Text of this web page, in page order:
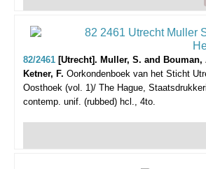
82/2461 [Utrecht]. Muller, S. and Bouman,
Ketner, F. Oorkondenboek van het Sticht
Oosthoek (vol. 1)/ The Hague,
contemp. unif. (rubbed) hcl., 4to.